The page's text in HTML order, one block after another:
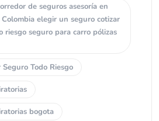
de seguros asesoría en
elegir un seguro cotizar
riesgo seguro para carro pólizas
Seguro Todo Riesgo
bogota